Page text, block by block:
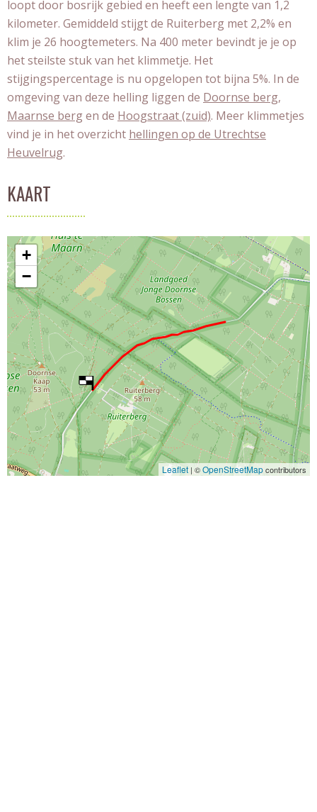
loopt door bosrijk gebied en heeft een lengte van 1,2
kilometer. Gemiddeld stijgt de Ruiterberg met 2,2% en
klim je 26 hoogtemeters. Na 400 meter bevindt je je op
het steilste stuk van het klimmetje. Het
stijgingspercentage is nu opgelopen tot bijna 5%. In de
omgeving van deze helling liggen de Doornse berg,
Maarnse bergen de Hoogstraat (zuid). Meer klimmetjes
vind je in het overzicht hellingen op de Utrechtse
Heuvelrug.
KAART
+
−
Leaflet | ©OpenStreetMapcontributors